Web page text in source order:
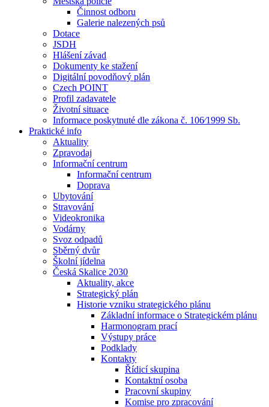
Činnost odboru
Galerie nalezených psů
Dotace
JSDH
Hlášení závad
Dokumenty ke stažení
Digitální povodňový plán
Czech POINT
Profil zadavatele
Životní situace
Informace poskytnuté dle zákona č. 106⁄1999 Sb.
Praktické info
Aktuality
Zpravodaj
Informační centrum
Informační centrum
Doprava
Ubytování
Stravování
Videokronika
Vodárny
Svoz odpadů
Sběrný dvůr
Školní jídelna
Česká Skalice 2030
Aktuality, akce
Strategický plán
Historie vzniku strategického plánu
Základní informace o Strategickém plánu
Harmonogram prací
Výstupy práce
Podklady
Kontakty
Řídicí skupina
Kontaktní osoba
Pracovní skupiny
Komise pro zpracování